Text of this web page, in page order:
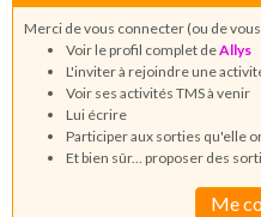
Merci de vous connecter (ou de
Voir le profil complet deAllys
L'inviter à rejoindre une
Voir ses activités TMS à venir
Lui écrire
Participer aux sorties qu'elle
Et bien sûr... proposer des
Me